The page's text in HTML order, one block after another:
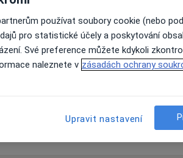
Zítra
8 Srpen
Ne
9 Srpen
Po
10
Online rezervace termínu není k
používat soubory cookie (nebo
pro statistické účely a poskytování
Své preference můžete kdykoli
naleznete v zásadách ochrany
Upravit nastavení